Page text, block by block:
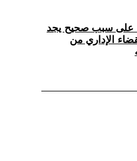
على سبب صحیح یجد
الإداري من